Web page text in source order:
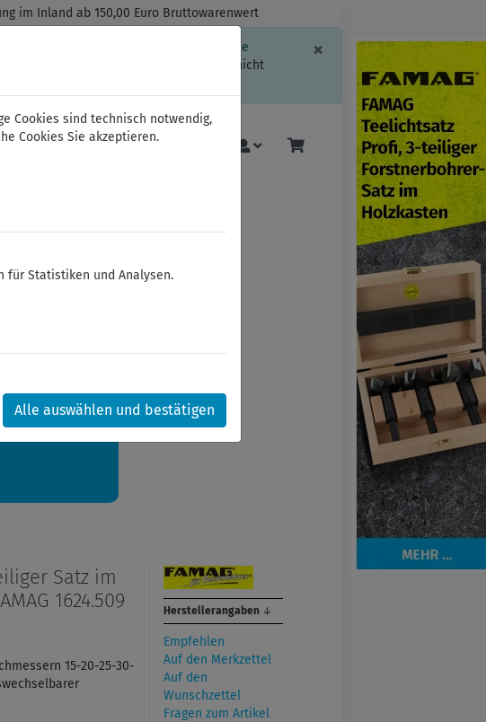
im Inland ab 150,00 Euro Bruttowarenwert
× Schließen
die Session-Informationen oder die
Shops eingeschränkt.
Sind Sie damit nicht
Böcker Mehr
Urlaub.
verschickt.
Satz im
1624.509
15-20-25-30-
Herstellerangaben ↓
Empfehlen
Auf den Merkzettel
Auf den
Wunschzettel
Fragen zum Artikel
Cookies sind technisch notwendig,
Cookies Sie akzeptieren.
für Statistiken und Analysen.
Alle auswählen und bestätigen